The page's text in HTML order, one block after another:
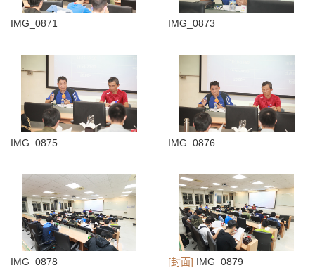
IMG_0871 IMG_0873
IMG_0875 IMG_0876
IMG_0878 [封面] IMG_0879